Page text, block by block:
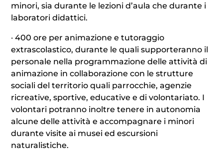
minori, sia durante le lezioni d’aula che durante i
laboratori didattici.
· 400 ore per animazione e tutoraggio
extrascolastico, durante le quali supporteranno il
personale nella programmazione delle attività di
animazione in collaborazione con le strutture
sociali del territorio quali parrocchie, agenzie
ricreative, sportive, educative e di volontariato. I
volontari potranno inoltre tenere in autonomia
alcune delle attività e accompagnare i minori
durante visite ai musei ed escursioni
naturalistiche.